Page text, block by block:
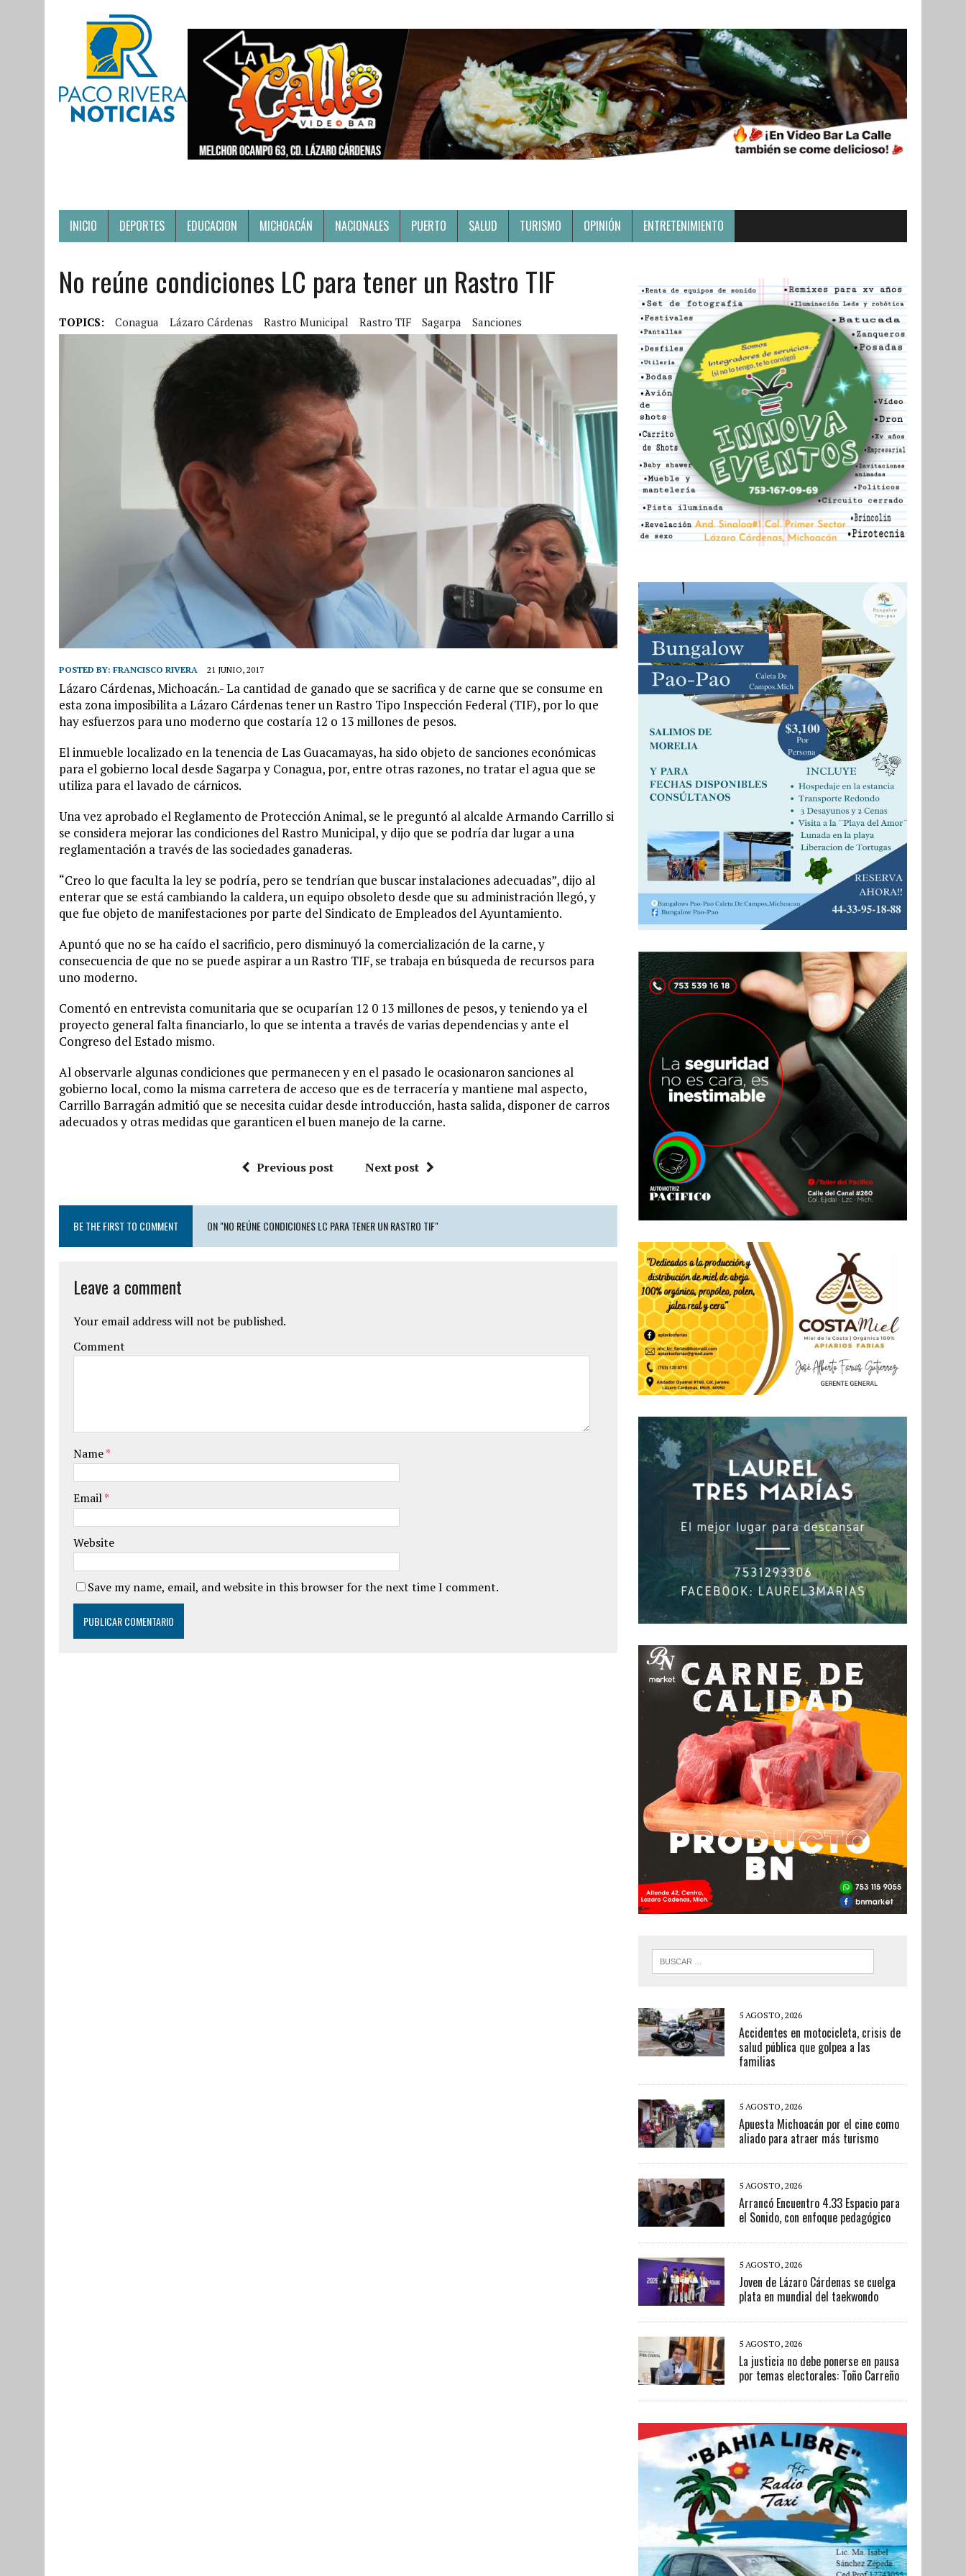
INICIO DEPORTES EDUCACION MICHOACÁN NACIONALES PUERTO SALUD TURISMO OPINIÓN ENTRETENIMIENTO
No reúne condiciones LC para tener un Rastro TIF
TOPICS: Conagua Lázaro Cárdenas Rastro Municipal Rastro TIF Sagarpa Sanciones
POSTED BY: FRANCISCO RIVERA 21 JUNIO, 2017
Lázaro Cárdenas, Michoacán.- La cantidad de ganado que se sacrifica y de carne que se consume en
esta zona imposibilita a Lázaro Cárdenas tener un Rastro Tipo Inspección Federal (TIF), por lo que
hay esfuerzos para uno moderno que costaría 12 o 13 millones de pesos.
El inmueble localizado en la tenencia de Las Guacamayas, ha sido objeto de sanciones económicas
para el gobierno local desde Sagarpa y Conagua, por, entre otras razones, no tratar el agua que se
utiliza para el lavado de cárnicos.
Una vez aprobado el Reglamento de Protección Animal, se le preguntó al alcalde Armando Carrillo si
se considera mejorar las condiciones del Rastro Municipal, y dijo que se podría dar lugar a una
reglamentación a través de las sociedades ganaderas.
“Creo lo que faculta la ley se podría, pero se tendrían que buscar instalaciones adecuadas”, dijo al
enterar que se está cambiando la caldera, un equipo obsoleto desde que su administración llegó, y
que fue objeto de manifestaciones por parte del Sindicato de Empleados del Ayuntamiento.
Apuntó que no se ha caído el sacrificio, pero disminuyó la comercialización de la carne, y
consecuencia de que no se puede aspirar a un Rastro TIF, se trabaja en búsqueda de recursos para
uno moderno.
Comentó en entrevista comunitaria que se ocuparían 12 0 13 millones de pesos, y teniendo ya el
proyecto general falta financiarlo, lo que se intenta a través de varias dependencias y ante el
Congreso del Estado mismo.
Al observarle algunas condiciones que permanecen y en el pasado le ocasionaron sanciones al
gobierno local, como la misma carretera de acceso que es de terracería y mantiene mal aspecto,
Carrillo Barragán admitió que se necesita cuidar desde introducción, hasta salida, disponer de carros
adecuados y otras medidas que garanticen el buen manejo de la carne.
Previous post Next post
BE THE FIRST TO COMMENT ON "NO REÚNE CONDICIONES LC PARA TENER UN RASTRO TIF"
Leave a comment
Your email address will not be published.
Comment
Name*
Email*
Website
Save my name, email, and website in this browser for the next time I comment.
5 AGOSTO, 2026
Accidentes en motocicleta, crisis de
salud pública que golpea a las
familias
5 AGOSTO, 2026
Apuesta Michoacán por el cine como
aliado para atraer más turismo
5 AGOSTO, 2026
Arrancó Encuentro 4.33 Espacio para
el Sonido, con enfoque pedagógico
5 AGOSTO, 2026
Joven de Lázaro Cárdenas se cuelga
plata en mundial del taekwondo
5 AGOSTO, 2026
La justicia no debe ponerse en pausa
por temas electorales: Toño Carreño